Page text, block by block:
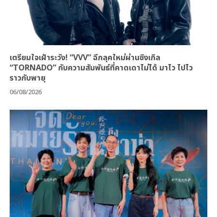
เตรียมใจเฝ้าระวัง! “VVV” ฉีกลุคใหม่ผ่านซิงเกิล
“TORNADO” กับความสัมพันธ์ที่คาดเดาไม่ได้ มาไว ไปไว
ราวกับพายุ
06/08/2026